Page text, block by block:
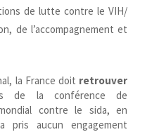
de lutte contre le VIH/​
de l’accompagnement et
la France doit retrouver
de la conférence de
contre le sida, en
pris aucun engagement